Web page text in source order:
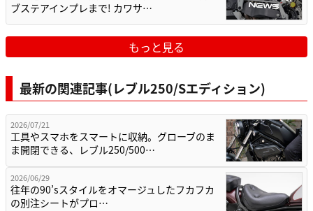
ブステアインプレまで! カワサ…
もっと見る
最新の関連記事(レブル250/Sエディション)
2026/07/21
工具やスマホをスマートに収納。グローブのま
ま開閉できる、レブル250/500…
2026/06/29
往年の90’sスタイルをオマージュしたフカフカ
の別注シートがプロ…